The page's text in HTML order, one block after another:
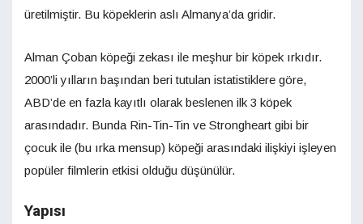
üretilmiştir. Bu köpeklerin aslı Almanya’da gridir.
Alman Çoban köpeği zekası ile meşhur bir köpek ırkıdır.
2000’li yılların başından beri tutulan istatistiklere göre,
ABD’de en fazla kayıtlı olarak beslenen ilk 3 köpek
arasındadır. Bunda Rin-Tin-Tin ve Strongheart gibi bir
çocuk ile (bu ırka mensup) köpeği arasındaki ilişkiyi işleyen
popüler filmlerin etkisi olduğu düşünülür.
Yapısı